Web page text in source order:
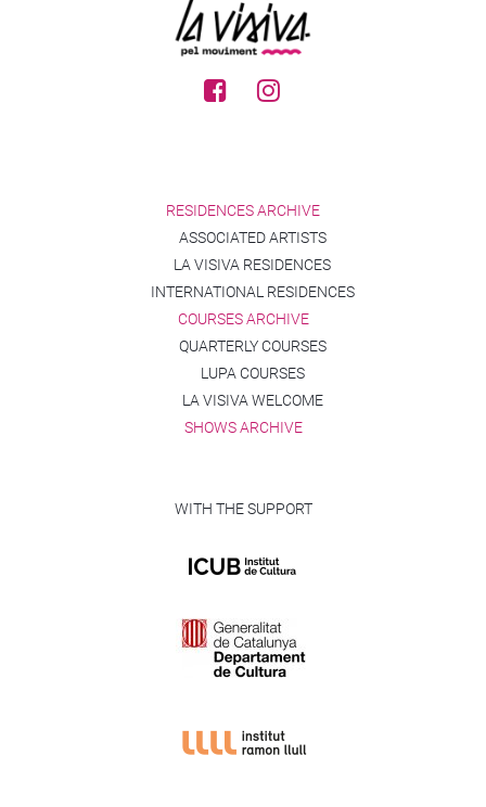
RESIDENCES ARCHIVE
ASSOCIATED ARTISTS
LA VISIVA RESIDENCES
INTERNATIONAL RESIDENCES
COURSES ARCHIVE
QUARTERLY COURSES
LUPA COURSES
LA VISIVA WELCOME
SHOWS ARCHIVE
WITH THE SUPPORT